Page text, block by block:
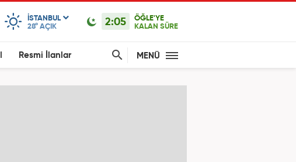
ISTANBUL
28° AÇIK 2:05
ÖĞLE'YE
KALAN SÜRE
Resmi İlanlar MENÜ